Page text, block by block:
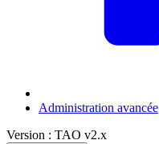
Administration avancée
Version : TAO v2.x